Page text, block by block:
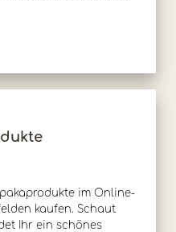
im Online-
kaufen. Schaut
Ihr ein schönes